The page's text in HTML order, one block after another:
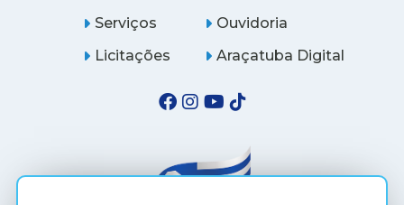
Serviços
Licitações
Ouvidoria
Araçatuba Digital